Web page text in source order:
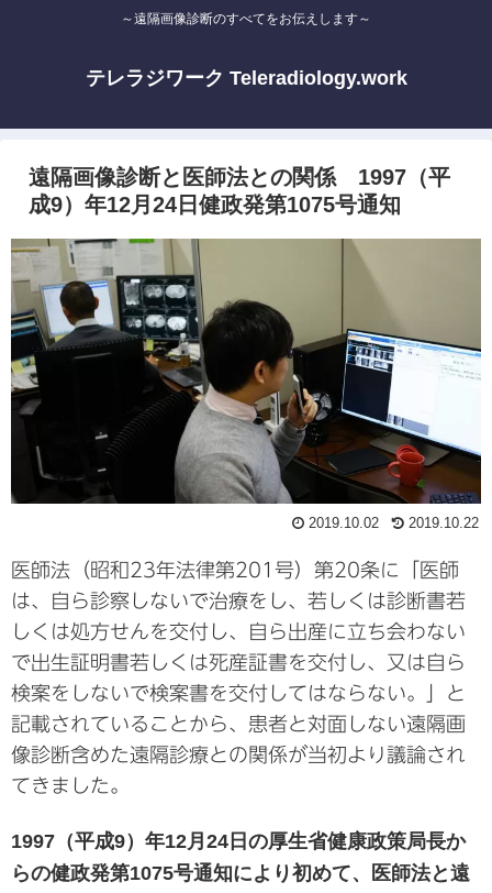
～遠隔画像診断のすべてをお伝えします～
テレラジワーク Teleradiology.work
遠隔画像診断と医師法との関係 1997（平
成9）年12月24日健政発第1075号通知
2019.10.22
2019.10.02
医師法（昭和23年法律第201号）第20条に「医師
は、自ら診察しないで治療をし、若しくは診断書若
しくは処方せんを交付し、自ら出産に立ち会わない
で出生証明書若しくは死産証書を交付し、又は自ら
検案をしないで検案書を交付してはならない。」と
記載されていることから、患者と対面しない遠隔画
像診断含めた遠隔診療との関係が当初より議論され
てきました。
1997（平成9）年12月24日の厚生省健康政策局長か
らの健政発第1075号通知により初めて、医師法と遠